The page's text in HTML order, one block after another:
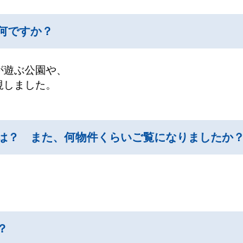
ですか？
ぶ公園や、
ました。
？ また、何物件くらいご覧になりましたか？